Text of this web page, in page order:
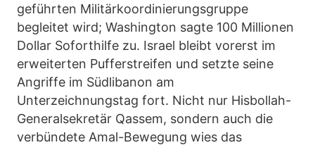
geführten Militärkoordinierungsgruppe
begleitet wird; Washington sagte 100 Millionen
Dollar Soforthilfe zu. Israel bleibt vorerst im
erweiterten Pufferstreifen und setzte seine
Angriffe im Südlibanon am
Unterzeichnungstag fort. Nicht nur Hisbollah-
Generalsekretär Qassem, sondern auch die
verbündete Amal-Bewegung wies das